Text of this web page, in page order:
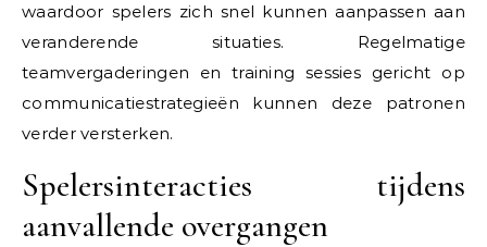
waardoor spelers zich snel kunnen aanpassen aan
veranderende situaties. Regelmatige
teamvergaderingen en training sessies gericht op
communicatiestrategieën kunnen deze patronen
verder versterken.
Spelersinteracties tijdens
aanvallende overgangen